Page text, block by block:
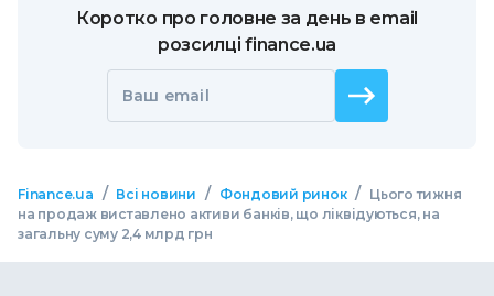
Коротко про головне за день в email
розсилці finance.ua
Ваш email
Finance.ua / Всі новини / Фондовий ринок / Цього тижня
на продаж виставлено активи банків, що ліквідуються, на
загальну суму 2,4 млрд грн